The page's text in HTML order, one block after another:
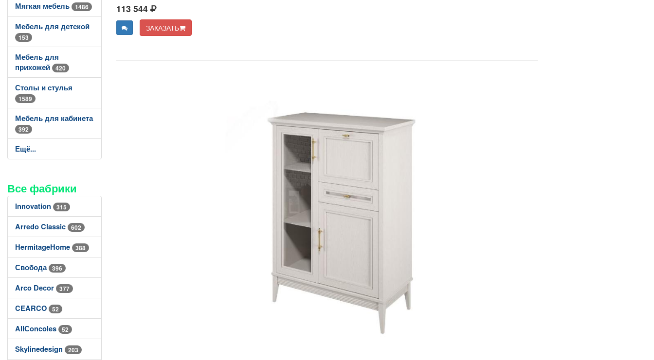
Мягкая мебель 1486
Мебель для детской
153
Мебель для
прихожей
420
Столы и стулья
1589
Мебель для кабинета
392
Ещё...
Все фабрики
Innovation 315
Arredo Classic 602
HermitageHome 388
Свобода 396
Arco Decor 377
CEARCO 52
AllСoncoles 52
Skylinedesign 203
113 544
ЗАКАЗАТЬ